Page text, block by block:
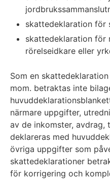
skattedeklaration för
skattedeklaration för
rörelseidkare eller
Som en
mom. betraktas inte
närmare uppgifter,
av de inkomster, avdrag,
deklareras med
övriga uppgifter som
skattedeklarationer
för korrigering och